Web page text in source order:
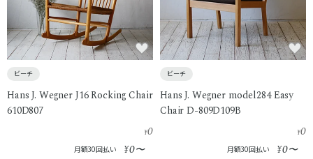
ビーチ
Hans J. Wegner J16 Rocking Chair
610D807
¥0
月額30回払い ¥0〜
ビーチ
Hans J. Wegner model284 Easy
Chair D-809D109B
¥0
月額30回払い ¥0〜